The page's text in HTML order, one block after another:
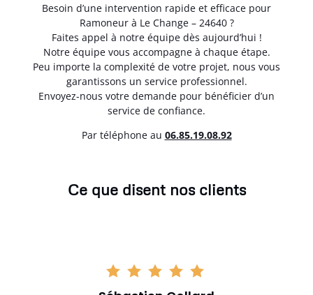
Besoin d’une intervention rapide et efficace pour
Ramoneur à Le Change – 24640 ?
Faites appel à notre équipe dès aujourd’hui !
Notre équipe vous accompagne à chaque étape.
Peu importe la complexité de votre projet, nous vous
garantissons un service professionnel.
Envoyez-nous votre demande pour bénéficier d’un
service de confiance.
Par téléphone au 06.85.19.08.92
Ce que disent nos clients